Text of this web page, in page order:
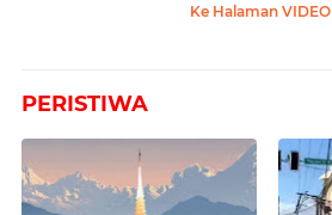
Ke Halaman VIDEO
PERISTIWA